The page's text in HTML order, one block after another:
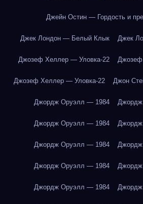
Джейн Остин — Гордость и
Джек Лондон — Белый Клык Джек
Джозеф Хеллер — Уловка-22 Джозеф
Джозеф Хеллер — Уловка-22 Джон
Джордж Оруэлл — 1984
Джордж Оруэлл — 1984
Джордж Оруэлл — 1984
Джордж Оруэлл — 1984
Джордж Оруэлл — 1984